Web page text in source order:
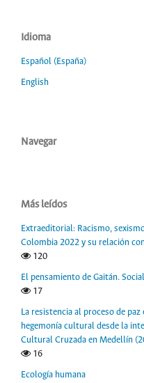
Idioma
Español (España)
English
Navegar
Más leídos
Extraeditorial: Racismo,
Colombia 2022 y su relación
120
El pensamiento de Gaitán.
17
La resistencia al proceso de
hegemonía cultural desde la
Cultural Cruzada en Medellín
16
Ecología humana